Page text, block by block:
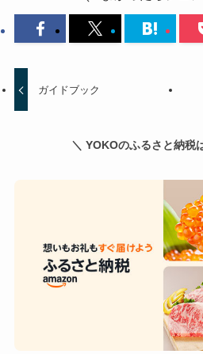
ガイドブック
＼ YOKOのふるさと納税